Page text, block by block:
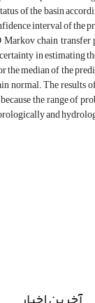
of the basin
interval of the
chain
in estimating
the median of the
The results
the range of
and